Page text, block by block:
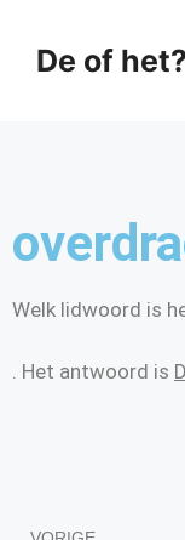
De of het?
Welk lidwoord is
. Het antwoord is